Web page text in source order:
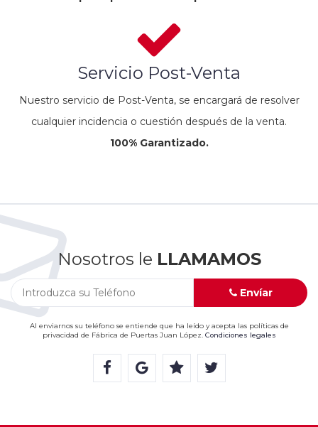
Servicio Post-Venta
Nuestro servicio de Post-Venta, se encargará de resolver
cualquier incidencia o cuestión después de la venta.
100% Garantizado.
Nosotros le LLAMAMOS
Envíar
Al enviarnos su teléfono se entiende que ha leído y acepta las políticas de
privacidad de Fábrica de Puertas Juan López. Condiciones legales